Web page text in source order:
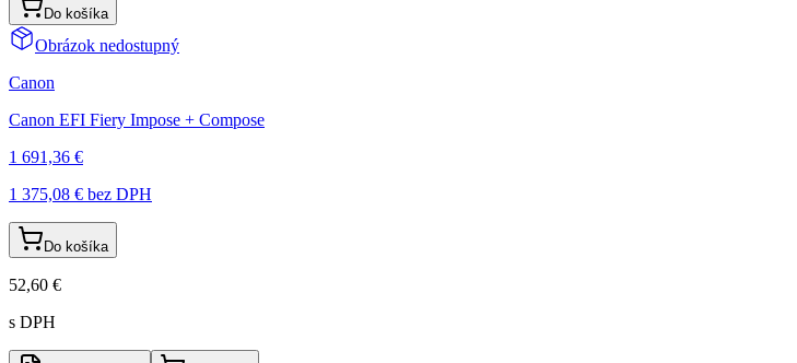
Do košíka
Obrázok nedostupný
Canon
Canon EFI Fiery Impose + Compose
1 691,36 €
1 375,08 € bez DPH
Do košíka
52,60 €
s DPH